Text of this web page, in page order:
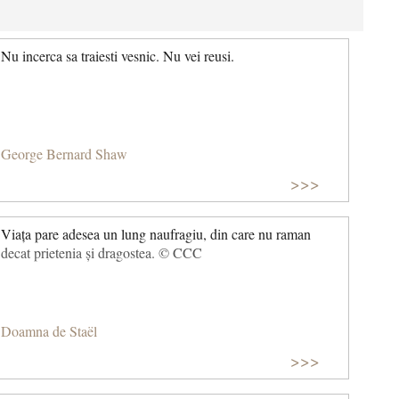
Nu incerca sa traiesti vesnic. Nu vei reusi.
George Bernard Shaw
>>>
Viața pare adesea un lung naufragiu, din care nu raman
decat prietenia și dragostea. © CCC
Doamna de Staël
>>>